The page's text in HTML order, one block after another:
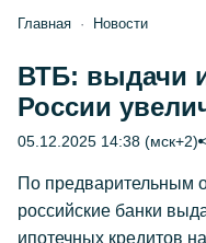
Главная Новости
ВТБ: выдачи
России
05.12.2025 14:38 (мск+2)
По предварительным
российские банки
ипотечных кредитов